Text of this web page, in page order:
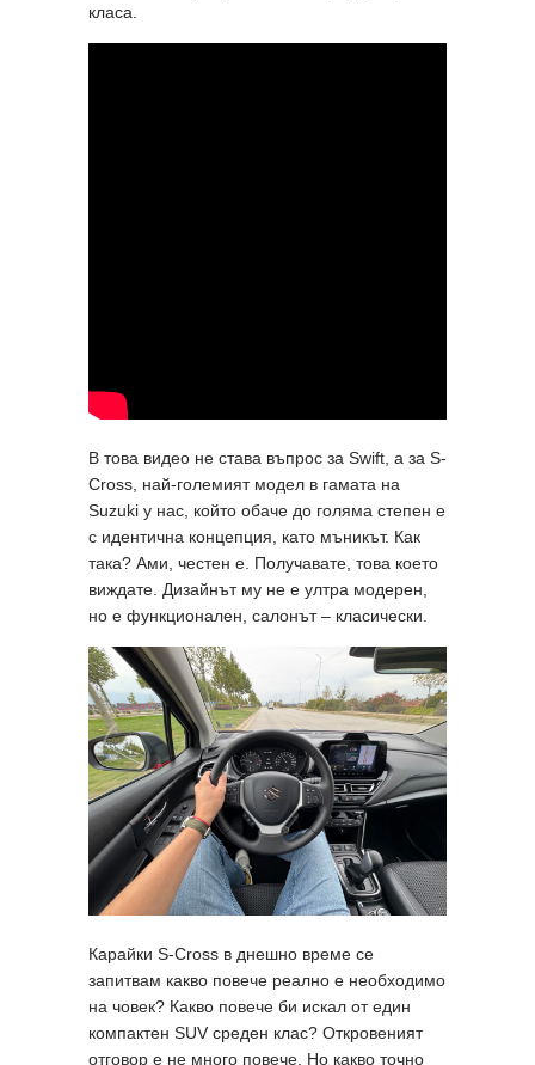
класа.
В това видео не става въпрос за Swift, а за S-
Cross, най-големият модел в гамата на
Suzuki у нас, който обаче до голяма степен е
с идентична концепция, като мъникът. Как
така? Ами, честен е. Получавате, това което
виждате. Дизайнът му не е ултра модерен,
но е функционален, салонът – класически.
Карайки S-Cross в днешно време се
запитвам какво повече реално е необходимо
на човек? Какво повече би искал от един
компактен SUV среден клас? Откровеният
отговор е не много повече. Но какво точно